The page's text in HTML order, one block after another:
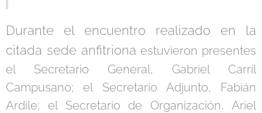
Durante el encuentro realizado en la
citada sede anfitriona estuvieron presentes
el Secretario General, Gabriel Carril
Campusano; el Secretario Adjunto, Fabián
Ardile; el Secretario de Organización, Ariel